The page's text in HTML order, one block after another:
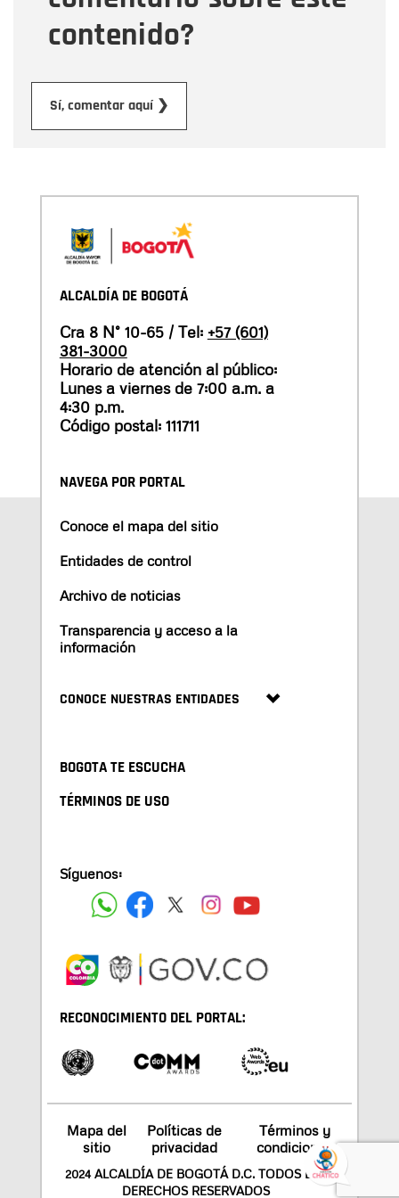
contenido?
Sí, comentar aquí ❯
ALCALDÍA DE BOGOTÁ
Cra 8 N° 10-65 / Tel: +57 (601)
381-3000
Horario de atención al público:
Lunes a viernes de 7:00 a.m. a
4:30 p.m.
Código postal: 111711
NAVEGA POR PORTAL
Conoce el mapa del sitio
Entidades de control
Archivo de noticias
Transparencia y acceso a la
información
CONOCE NUESTRAS ENTIDADES
BOGOTA TE ESCUCHA
TÉRMINOS DE USO
Síguenos:
RECONOCIMIENTO DEL PORTAL:
Mapa del
sitio
Políticas de
privacidad
Términos y
condiciones
2024 ALCALDÍA DE BOGOTÁ D.C. TODOS LOS
DERECHOS RESERVADOS